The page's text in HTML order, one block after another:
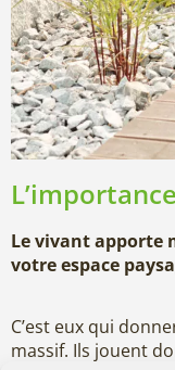
Le vivant apporte
votre espace
C’est eux qui
massif. Ils jouent